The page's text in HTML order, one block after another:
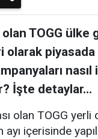
TOGG
İşte detaylar...
olan TOGG yerli
ayı içerisinde